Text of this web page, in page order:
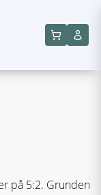
på 5:2. Grunden